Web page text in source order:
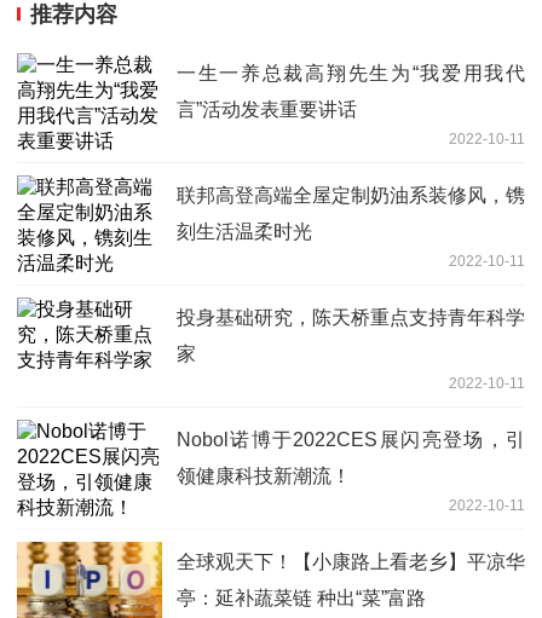
推荐内容
一生一养总裁高翔先生为“我爱用我代
言”活动发表重要讲话
2022-10-11
联邦高登高端全屋定制奶油系装修风，镌
刻生活温柔时光
2022-10-11
投身基础研究，陈天桥重点支持青年科学
家
2022-10-11
Nobol诺博于2022CES展闪亮登场，引
领健康科技新潮流！
2022-10-11
全球观天下！【小康路上看老乡】平凉华
亭：延补蔬菜链 种出“菜”富路